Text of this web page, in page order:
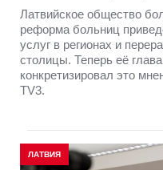
Латвийское общество
реформа больниц
услуг в регионах и
столицы. Теперь её
конкретизировал это
TV3.
ЛАТВИЯ